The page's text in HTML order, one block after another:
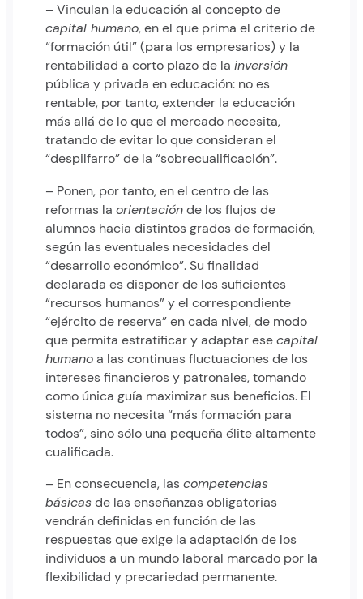
– Vinculan la educación al concepto de
capital humano, en el que prima el criterio de
“formación útil” (para los empresarios) y la
rentabilidad a corto plazo de la inversión
pública y privada en educación: no es
rentable, por tanto, extender la educación
más allá de lo que el mercado necesita,
tratando de evitar lo que consideran el
“despilfarro” de la “sobrecualificación”.
– Ponen, por tanto, en el centro de las
reformas la orientaciónde los flujos de
alumnos hacia distintos grados de formación,
según las eventuales necesidades del
“desarrollo económico”. Su finalidad
declarada es disponer de los suficientes
“recursos humanos” y el correspondiente
“ejército de reserva” en cada nivel, de modo
que permita estratificar y adaptar esecapital
humanoa las continuas fluctuaciones de los
intereses financieros y patronales, tomando
como única guía maximizar sus beneficios. El
sistema no necesita “más formación para
todos”, sino sólo una pequeña élite altamente
cualificada.
– En consecuencia, lascompetencias
básicasde las enseñanzas obligatorias
vendrán definidas en función de las
respuestas que exige la adaptación de los
individuos a un mundo laboral marcado por la
flexibilidad y precariedad permanente.